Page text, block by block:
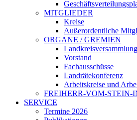
MITGLIEDER
Kreise
Außerordentliche
ORGANE / GREMIEN
Landkreisversammlung
Vorstand
Fachausschüsse
Landrätekonferenz
Arbeitskreise und
FREIHERR-VOM-STEIN-
SERVICE
Termine 2026